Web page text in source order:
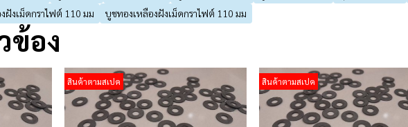
ฝังเม็ดกราไฟต์ 110 มม บูชทองเหลืองฝังเม็ดกราไฟต์ 110 มม
ข้อง
สินค้าตามสเปค สินค้าตามสเปค